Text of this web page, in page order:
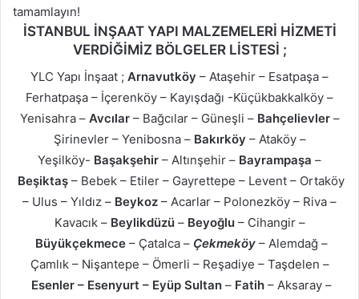
tamamlayın!
İSTANBUL İNŞAAT YAPI MALZEMELERİ HİZMETİ
VERDİĞİMİZ BÖLGELER LİSTESİ ;
YLC Yapı İnşaat ; Arnavutköy – Ataşehir – Esatpaşa –
Ferhatpaşa – İçerenköy – Kayışdağı -Küçükbakkalköy –
Yenisahra – Avcılar– Bağcılar – Güneşli – Bahçelievler–
Şirinevler – Yenibosna – Bakırköy – Ataköy –
Yeşilköy- Başakşehir – Altınşehir – Bayrampaşa –
Beşiktaş – Bebek – Etiler – Gayrettepe – Levent – Ortaköy
– Ulus – Yıldız – Beykoz – Acarlar – Polonezköy – Riva –
Kavacık –Beylikdüzü– Beyoğlu– Cihangir –
Büyükçekmece– Çatalca – Çekmeköy – Alemdağ –
Çamlık – Nişantepe – Ömerli – Reşadiye – Taşdelen –
Esenler – Esenyurt – Eyüp Sultan– Fatih– Aksaray –